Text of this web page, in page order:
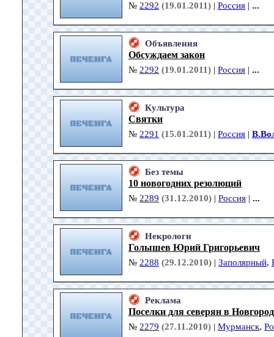
№ 2292 (19.01.2011) | Россия | ...
Объявления
Обсуждаем закон
№ 2292 (19.01.2011) | Россия | ...
Культура
Святки
№ 2291 (15.01.2011) | Россия |
Без темы
10 новогодних резолюций
№ 2289 (31.12.2010) | Россия | ...
Некрологи
Голышев Юрий Григорьевич
№ 2288 (29.12.2010) | Заполярный,
Реклама
Поселки для северян в
№ 2279 (27.11.2010) | Мурманск,